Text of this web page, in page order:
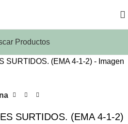
Productos
SURTIDOS. (EMA 4-1-2)